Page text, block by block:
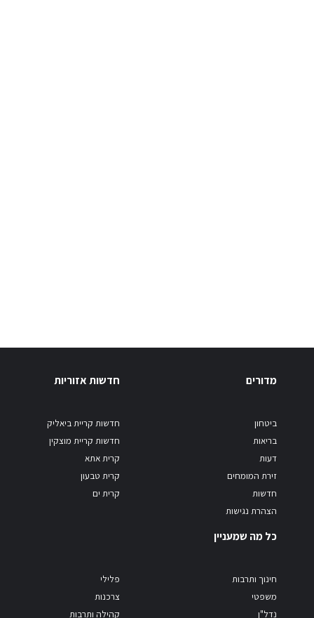
מדורים
ביטחון
בריאות
דעות
זירת המומחים
חדשות
הצהרת נגישות
חדשות אזוריות
חדשות קריית ביאליק
חדשות קריית מוצקין
קרית אתא
קרית טבעון
קרית ים
כל מה שמעניין
חינוך ותרבות
משפטי
נדל"ן
פלילי
צרכנות
קהילה ותרבות